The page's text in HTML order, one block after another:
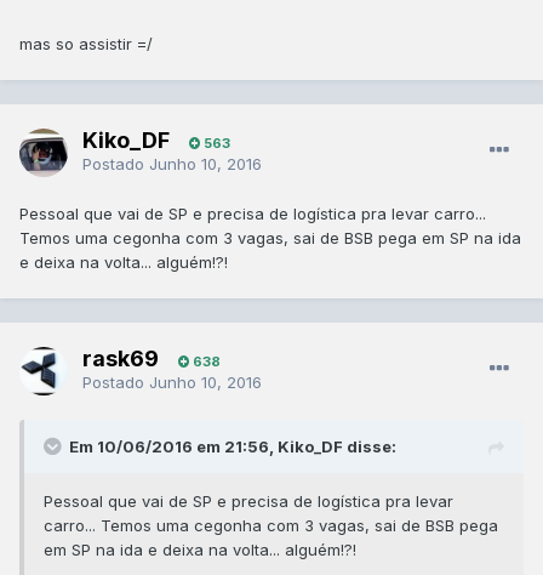
mas so assistir =/
Kiko_DF 563
Postado Junho 10, 2016
Pessoal que vai de SP e precisa de logística pra levar carro...
Temos uma cegonha com 3 vagas, sai de BSB pega em SP na ida
e deixa na volta... alguém!?!
rask69 638
Postado Junho 10, 2016
Em 10/06/2016 em 21:56, Kiko_DF disse:
Pessoal que vai de SP e precisa de logística pra levar
carro... Temos uma cegonha com 3 vagas, sai de BSB pega
em SP na ida e deixa na volta... alguém!?!